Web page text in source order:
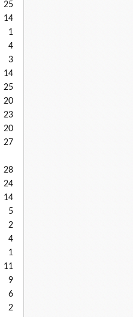
25
14
1
4
3
14
25
20
23
20
27
28
24
14
5
2
4
1
11
9
6
2